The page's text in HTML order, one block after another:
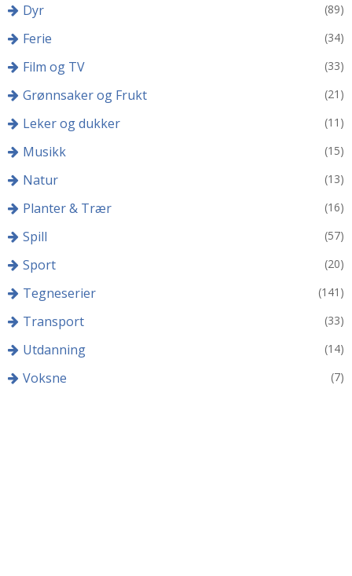
Dyr (89)
Ferie (34)
Film og TV (33)
Grønnsaker og Frukt (21)
Leker og dukker (11)
Musikk (15)
Natur (13)
Planter & Trær (16)
Spill (57)
Sport (20)
Tegneserier (141)
Transport (33)
Utdanning (14)
Voksne (7)